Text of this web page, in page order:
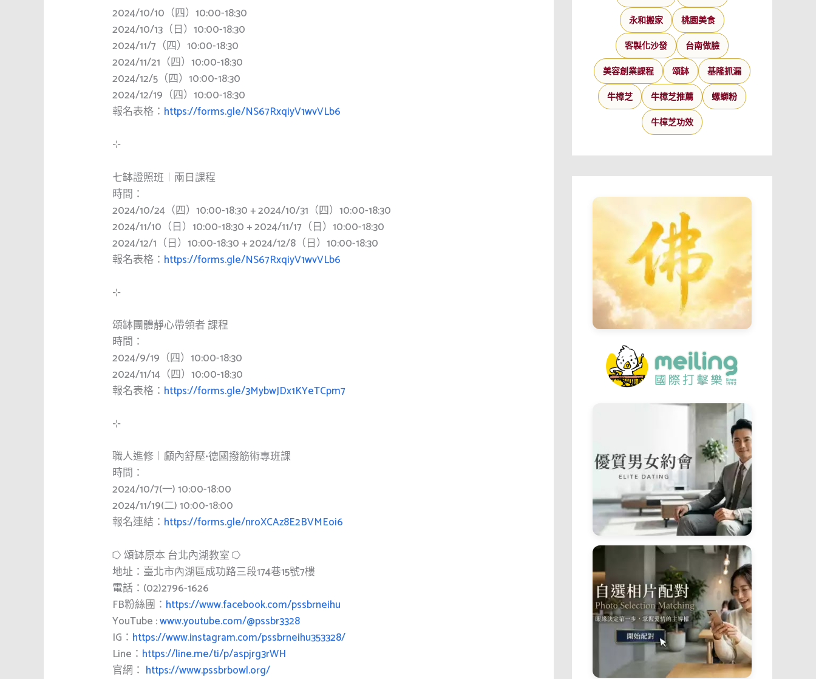
2024/10/10（四）10:00-18:30
2024/10/13（日）10:00-18:30
2024/11/7（四）10:00-18:30
2024/11/21（四）10:00-18:30
2024/12/5（四）10:00-18:30
2024/12/19（四）10:00-18:30
報名表格： https://forms.gle/NS67RxqiyV1wvVLb6
⊹
七缽證照班︱兩日課程
時間：
2024/10/24（四）10:00-18:30 + 2024/10/31（四）10:00-18:30
2024/11/10（日）10:00-18:30 + 2024/11/17（日）10:00-18:30
2024/12/1（日）10:00-18:30 + 2024/12/8（日）10:00-18:30
報名表格： https://forms.gle/NS67RxqiyV1wvVLb6
⊹
頌缽團體靜心帶領者 課程
時間：
2024/9/19（四）10:00-18:30
2024/11/14（四）10:00-18:30
報名表格： https://forms.gle/3MybwJDx1KYeTCpm7
⊹
職人進修︱顱內舒壓•德國撥筋術專班課
時間：
2024/10/7(一) 10:00-18:00
2024/11/19(二) 10:00-18:00
報名連結： https://forms.gle/nroXCAz8E2BVMEoi6
⭔ 頌缽原本 台北內湖教室 ⭔
地址：臺北市內湖區成功路三段174巷15號7樓
電話：(02)2796-1626
FB粉絲團： https://www.facebook.com/pssbrneihu
YouTube :www.youtube.com/@pssbr3328
IG： https://www.instagram.com/pssbrneihu353328/
Line： https://line.me/ti/p/aspjrg3rWH
官網： https://www.pssbrbowl.org/
永和搬家 桃園美食
客製化沙發 台南做臉
美容創業課程 頌缽 基隆抓漏
牛樟芝 牛樟芝推薦 螺螄粉
牛樟芝功效